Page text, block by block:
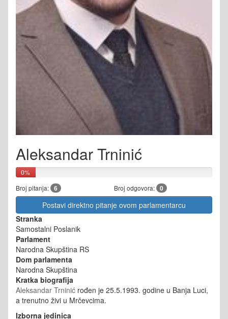
Aleksandar Trninić
0%
Broj pitanja: 6 Broj odgovora: 0
Postavi direktno pitanje ovom parlamentarcu
Stranka
Samostalni Poslanik
Parlament
Narodna Skupština RS
Dom parlamenta
Narodna Skupština
Kratka biografija
Aleksandar Trninić rođen je 25.5.1993. godine u Banja Luci,
a trenutno živi u Mrčevcima.
Izborna jedinica